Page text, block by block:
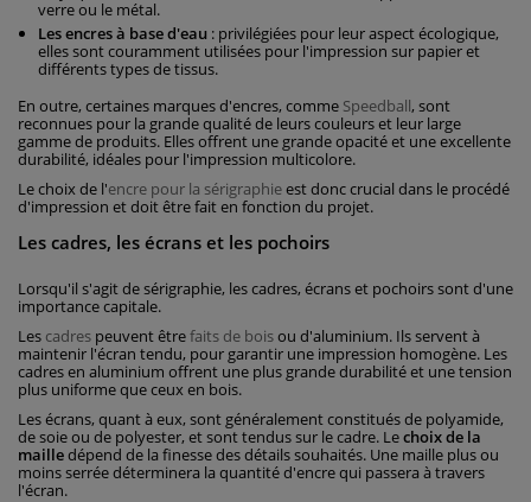
verre ou le métal.
Les encres à base d'eau : privilégiées pour leur aspect écologique,
elles sont couramment utilisées pour l'impression sur papier et
différents types de tissus.
En outre, certaines marques d'encres, comme Speedball, sont
reconnues pour la grande qualité de leurs couleurs et leur large
gamme de produits. Elles offrent une grande opacité et une excellente
durabilité, idéales pour l'impression multicolore.
Le choix de l'encre pour la sérigraphieest donc crucial dans le procédé
d'impression et doit être fait en fonction du projet.
Les cadres, les écrans et les pochoirs
Lorsqu'il s'agit de sérigraphie, les cadres, écrans et pochoirs sont d'une
importance capitale.
Les cadres peuvent êtrefaits de boisou d'aluminium. Ils servent à
maintenir l'écran tendu, pour garantir une impression homogène. Les
cadres en aluminium offrent une plus grande durabilité et une tension
plus uniforme que ceux en bois.
Les écrans, quant à eux, sont généralement constitués de polyamide,
de soie ou de polyester, et sont tendus sur le cadre. Lechoix de la
mailledépend de la finesse des détails souhaités. Une maille plus ou
moins serrée déterminera la quantité d'encre qui passera à travers
l'écran.